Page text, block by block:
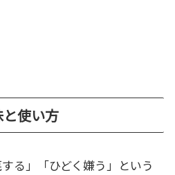
と使い方
る」「ひどく嫌う」という